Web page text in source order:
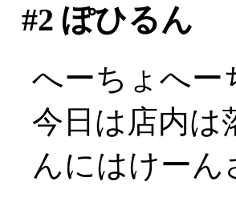
#2 ぽひるん
へーちょへ
今日は店内は
んにはけーん